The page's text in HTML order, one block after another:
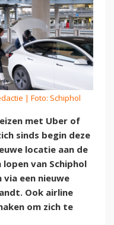
| Foto: Schiphol
met Uber of
sinds begin deze
locatie aan de
van Schiphol
via een nieuwe
Ook airline
om zich te